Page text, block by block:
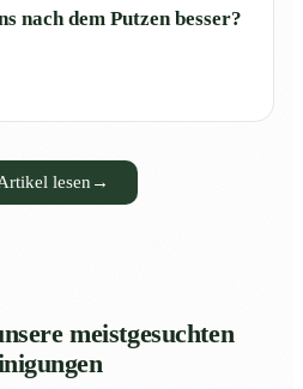
nach dem Putzen besser?
lesen →
meistgesuchten